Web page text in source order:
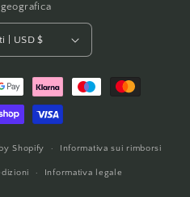
Stati Uniti | USD $
Shopify Informativa sui rimborsi
Informativa legale